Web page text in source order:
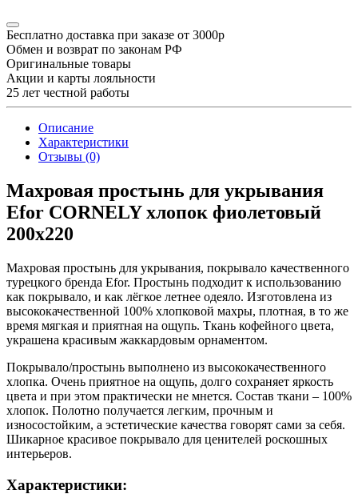
Бесплатно доставка при заказе от 3000р
Обмен и возврат по законам РФ
Оригинальные товары
Акции и карты лояльности
25 лет честной работы
Описание
Характеристики
Отзывы (0)
Махровая простынь для укрывания
Efor CORNELY хлопок фиолетовый
200х220
Махровая простынь для укрывания, покрывало качественного
турецкого бренда Efor. Простынь подходит к использованию
как покрывало, и как лёгкое летнее одеяло. Изготовлена из
высококачественной 100% хлопковой махры, плотная, в то же
время мягкая и приятная на ощупь. Ткань кофейного цвета,
украшена красивым жаккардовым орнаментом.
Покрывало/простынь выполнено из высококачественного
хлопка. Очень приятное на ощупь, долго сохраняет яркость
цвета и при этом практически не мнется. Состав ткани – 100%
хлопок. Полотно получается легким, прочным и
износостойким, а эстетические качества говорят сами за себя.
Шикарное красивое покрывало для ценителей роскошных
интерьеров.
Характеристики: